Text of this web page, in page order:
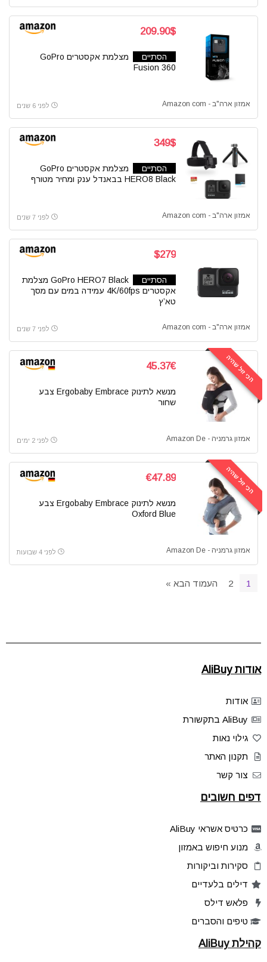
209.90$
הסתיים
מצלמת אקסטרים GoPro
Fusion 360
אמזון ארה"ב - Amazon com לפני 6 שנים
349$
הסתיים
מצלמת אקסטרים GoPro
HERO8 Black בבאנדל ענק ומחיר מטורף
אמזון ארה"ב - Amazon com לפני 7 שנים
$279
הסתיים
GoPro HERO7 Black מצלמת
אקסטרים 4K/60fps עמידה במים עם מסך
טא’ץ
אמזון ארה"ב - Amazon com לפני 7 שנים
הכי זול שהיה 45.37€
מנשא לתינוק Ergobaby Embrace צבע
שחור
אמזון גרמניה - Amazon De לפני 2 ימים
הכי זול שהיה €47.89
מנשא לתינוק Ergobaby Embrace צבע
Oxford Blue
אמזון גרמניה - Amazon De לפני 4 שבועות
1
2 העמוד הבא »
אודות AliBuy
אודות
AliBuy בתקשורת
גילוי נאות
תקנון האתר
צור קשר
דפים חשובים
כרטיס אשראי AliBuy
מנוע חיפוש באמזון
סקירות וביקורות
דילים בלעדיים
פלאש דילס
טיפים והסברים
קהילת AliBuy